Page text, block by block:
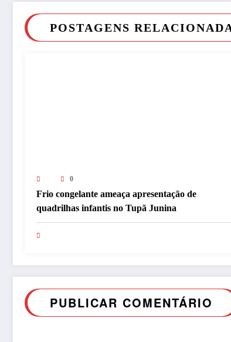
POSTAGENS
0
Frio congelante ameaça apresentação de
quadrilhas infantis no Tupã Junina
PUBLICAR COMENTÁRIO